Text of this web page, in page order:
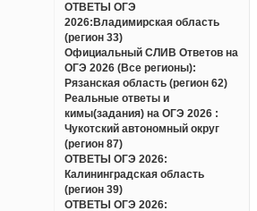
ОТВЕТЫ ОГЭ
2026:Владимирская область
(регион 33)
Официальный СЛИВ Ответов на
ОГЭ 2026 (Все регионы):
Рязанская область (регион 62)
Реальные ответы и
кимы(задания) на ОГЭ 2026 :
Чукотский автономный округ
(регион 87)
ОТВЕТЫ ОГЭ 2026:
Калининградская область
(регион 39)
ОТВЕТЫ ОГЭ 2026: